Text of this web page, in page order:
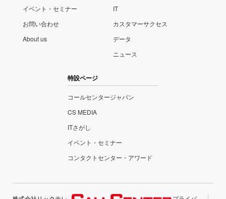
イベント・セミナー
お問い合わせ
About us
IT
カスタマーサクセス
データ
ニュース
特設ページ
コールセンタージャパン
CS MEDIA
ITさがし
イベント・セミナー
コンタクトセンター・アワード